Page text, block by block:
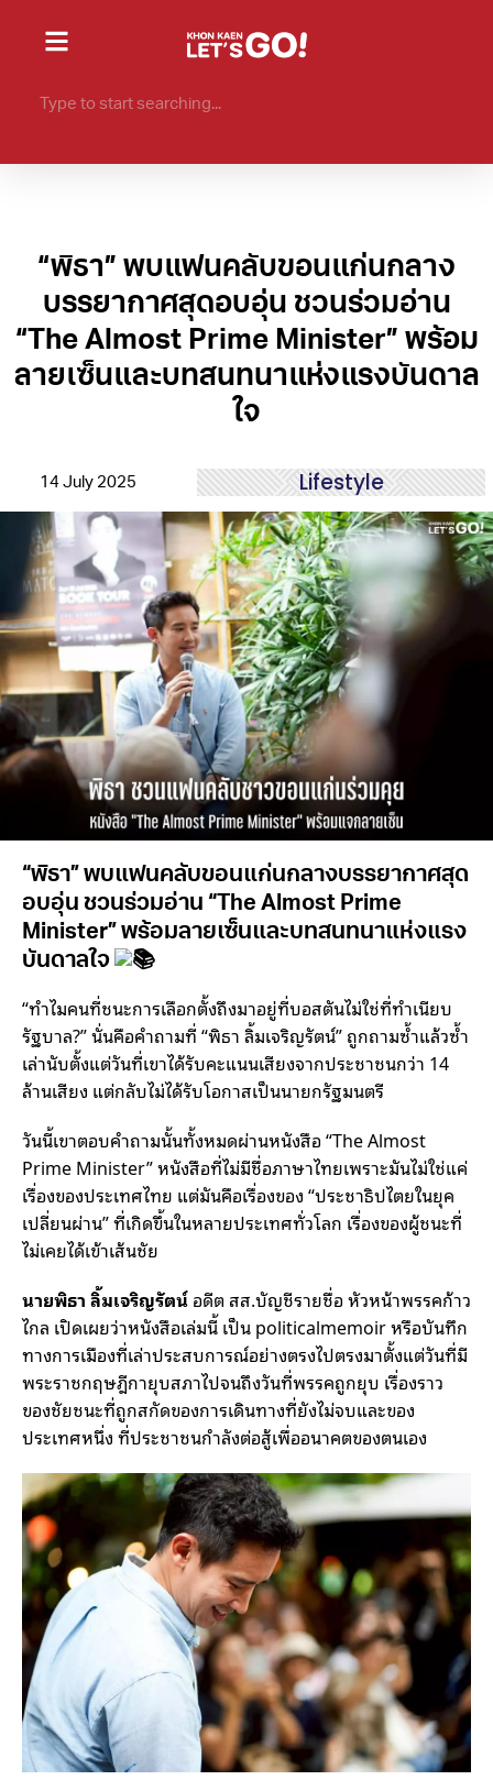
“พิธา” พบแฟนคลับขอนแก่นกลาง
บรรยากาศสุดอบอุ่น ชวนร่วมอ่าน
“The Almost Prime Minister” พร้อม
ลายเซ็นและบทสนทนาแห่งแรงบันดาล
ใจ
14 July 2025 Lifestyle
“พิธา” พบแฟนคลับขอนแก่นกลางบรรยากาศสุด
อบอุ่น ชวนร่วมอ่าน “The Almost Prime
Minister” พร้อมลายเซ็นและบทสนทนาแห่งแรง
บันดาลใจ
“ทำไมคนที่ชนะการเลือกตั้งถึงมาอยู่ที่บอสตันไม่ใช่ที่ทำเนียบ
รัฐบาล?” นั่นคือคำถามที่ “พิธา ลิ้มเจริญรัตน์” ถูกถามซ้ำแล้วซ้ำ
เล่านับตั้งแต่วันที่เขาได้รับคะแนนเสียงจากประชาชนกว่า 14
ล้านเสียง แต่กลับไม่ได้รับโอกาสเป็นนายกรัฐมนตรี
วันนี้เขาตอบคำถามนั้นทั้งหมดผ่านหนังสือ “The Almost
Prime Minister” หนังสือที่ไม่มีชื่อภาษาไทยเพราะมันไม่ใช่แค่
เรื่องของประเทศไทย แต่มันคือเรื่องของ “ประชาธิปไตยในยุค
เปลี่ยนผ่าน” ที่เกิดขึ้นในหลายประเทศทั่วโลก เรื่องของผู้ชนะที่
ไม่เคยได้เข้าเส้นชัย
นายพิธา ลิ้มเจริญรัตน์อดีต สส.บัญชีรายชื่อ หัวหน้าพรรคก้าว
ไกล เปิดเผยว่าหนังสือเล่มนี้ เป็น politicalmemoir หรือบันทึก
ทางการเมืองที่เล่าประสบการณ์อย่างตรงไปตรงมาตั้งแต่วันที่มี
พระราชกฤษฎีกายุบสภาไปจนถึงวันที่พรรคถูกยุบ เรื่องราว
ของชัยชนะที่ถูกสกัดของการเดินทางที่ยังไม่จบและของ
ประเทศหนึ่ง ที่ประชาชนกำลังต่อสู้เพื่ออนาคตของตนเอง​​